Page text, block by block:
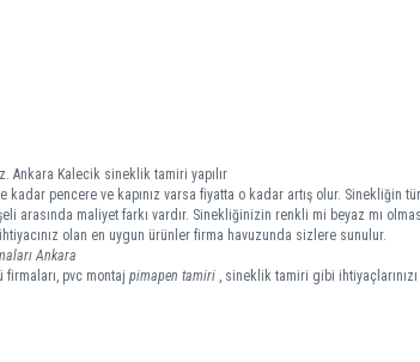
Ankara Kalecik sineklik tamiri yapılır
pencere ve kapınız varsa fiyatta o kadar artış olur. Sinekliğin
maliyet farkı vardır. Sinekliğinizin renkli mi beyaz mı
olan en uygun ürünler firma havuzunda sizlere sunulur.
Ankara
firmaları, pvc montaj pimapen tamiri , sineklik tamiri gibi